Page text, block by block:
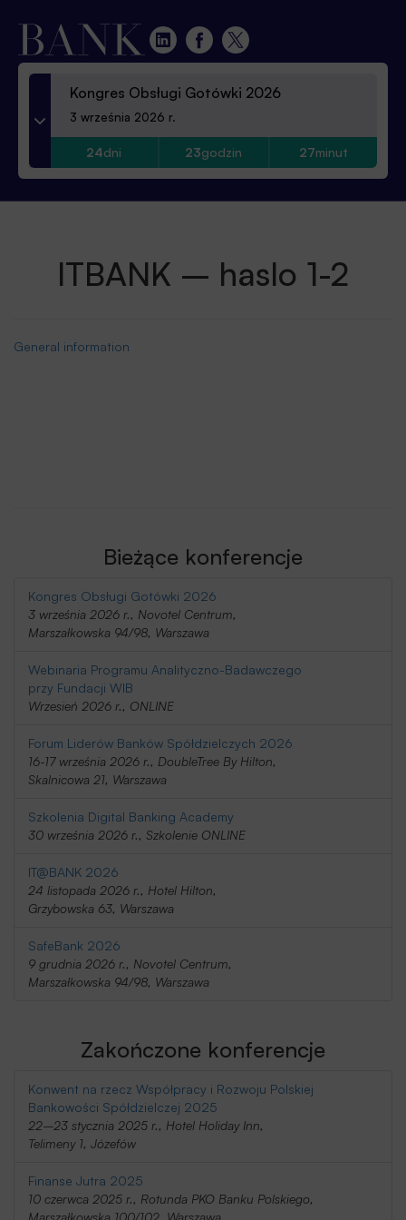
Kongres Obsługi Gotówki 2026
3 września 2026 r.
24dni 23godzin 27minut
ITBANK – haslo 1-2
General information
Bieżące konferencje
Kongres Obsługi Gotówki 2026
3 września 2026 r., Novotel Centrum,
Marszałkowska 94/98, Warszawa
Webinaria Programu Analityczno-Badawczego
przy Fundacji WIB
Wrzesień 2026 r., ONLINE
Forum Liderów Banków Spółdzielczych 2026
16-17 września 2026 r., DoubleTree By Hilton,
Skalnicowa 21, Warszawa
Szkolenia Digital Banking Academy
30 września 2026 r., Szkolenie ONLINE
IT@BANK 2026
24 listopada 2026 r., Hotel Hilton,
Grzybowska 63, Warszawa
SafeBank 2026
9 grudnia 2026 r., Novotel Centrum,
Marszałkowska 94/98, Warszawa
Zakończone konferencje
Konwent na rzecz Współpracy i Rozwoju Polskiej
Bankowości Spółdzielczej 2025
22–23 stycznia 2025 r., Hotel Holiday Inn,
Telimeny 1, Józefów
Finanse Jutra 2025
10 czerwca 2025 r., Rotunda PKO Banku Polskiego,
Marszałkowska 100/102, Warszawa